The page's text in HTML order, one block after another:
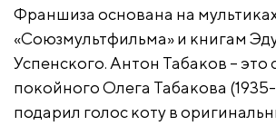
Франшиза основана на
«Союзмультфильма» и книгам
Успенского. Антон Табаков –
покойного Олега Табакова
подарил голос коту в